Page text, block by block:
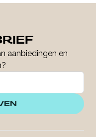
aanbiedingen en